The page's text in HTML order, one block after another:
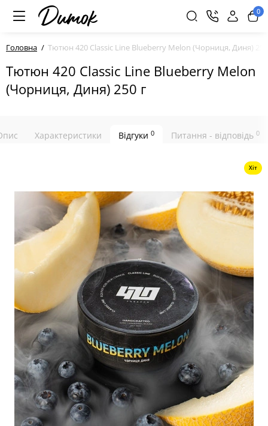
0
Головна Тютюн 420 Classic Line Blueberry Melon (Чорниця, Диня)
Тютюн 420 Classic Line Blueberry Melon
(Чорниця, Диня) 250 г
Характеристики Відгуки 0 Питання - відповідь 0
Хіт